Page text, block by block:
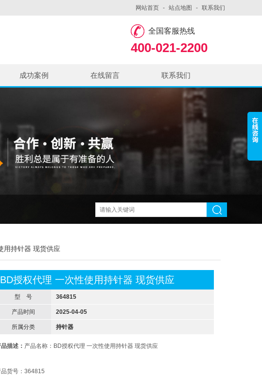
网站首页 - 站点地图 - 联系我们
全国客服热线
400-021-2200
成功案例 在线留言 联系我们
用持针器 现货供应
BD授权代理 一次性使用持针器 现货供应
型 号 364815
产品时间 2025-04-05
所属分类 持针器
描述： 产品名称：BD授权代理 一次性使用持针器 现货供应
品货号：364815